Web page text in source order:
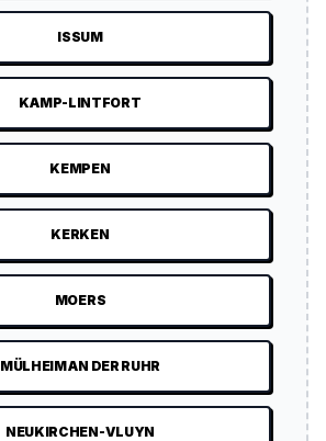
ISSUM
KAMP-LINTFORT
KEMPEN
KERKEN
MOERS
MÜLHEIM AN DER RUHR
NEUKIRCHEN-VLUYN